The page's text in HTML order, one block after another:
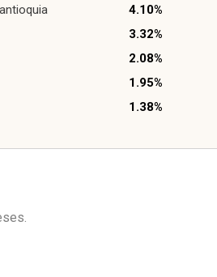
4.10%
3.32%
2.08%
1.95%
1.38%
.